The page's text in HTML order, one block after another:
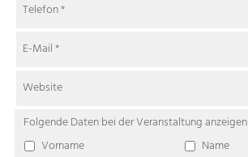
Telefon*
E-Mail*
Website
Folgende Daten bei der Veranstaltung anzeigen
Vorname
Name